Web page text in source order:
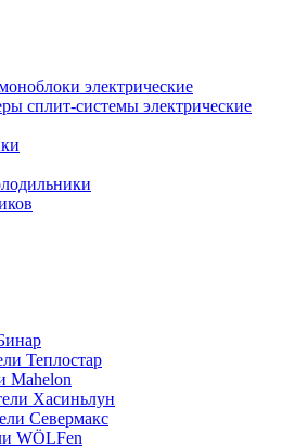
электрические
сплит-системы электрические
Теплостар
Mahelon
Хасиньлун
Севермакс
WÖLFen